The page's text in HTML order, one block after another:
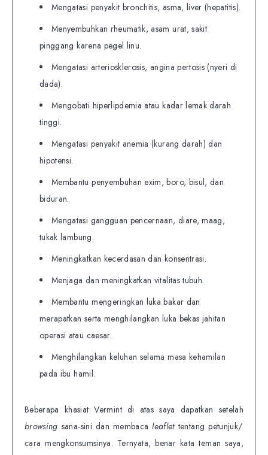
Mengatasi penyakit bronchitis, asma, liver (hepatitis).
Menyembuhkan rheumatik, asam urat, sakit
pinggang karena pegel linu.
Mengatasi arteriosklerosis, angina pertosis (nyeri di
dada).
Mengobati hiperlipdemia atau kadar lemak darah
tinggi.
Mengatasi penyakit anemia (kurang darah) dan
hipotensi.
Membantu penyembuhan exim, boro, bisul, dan
biduran.
Mengatasi gangguan pencernaan, diare, maag,
tukak lambung.
Meningkatkan kecerdasan dan konsentrasi.
Menjaga dan meningkatkan vitalitas tubuh.
Membantu mengeringkan luka bakar dan
merapatkan serta menghilangkan luka bekas jahitan
operasi atau caesar.
Menghilangkan keluhan selama masa kehamilan
pada ibu hamil.
Beberapa khasiat Vermint di atas saya dapatkan setelah
browsing sana-sini dan membacaleaflettentang petunjuk/
cara mengkonsumsinya. Ternyata, benar kata teman saya,